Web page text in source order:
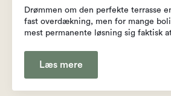
Drømmen om den perfekte terrasse
fast overdækning, men for mange
mest permanente løsning sig faktisk
Læs mere